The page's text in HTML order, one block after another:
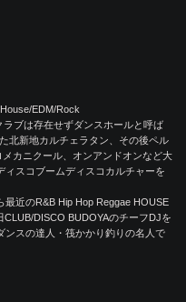
EDM/Rock
ブは存在せずダンスホールと呼ば
北新地カルチェラタン、その後ペル
カニクール、オンアンドオンなど大
スコブームディスコカルチャーを
近のR&B Hip Hop Reggae HOUSE
DISCO BUDOYAのチーフDJを
ンスの達人・筏かかり釣りの名人で